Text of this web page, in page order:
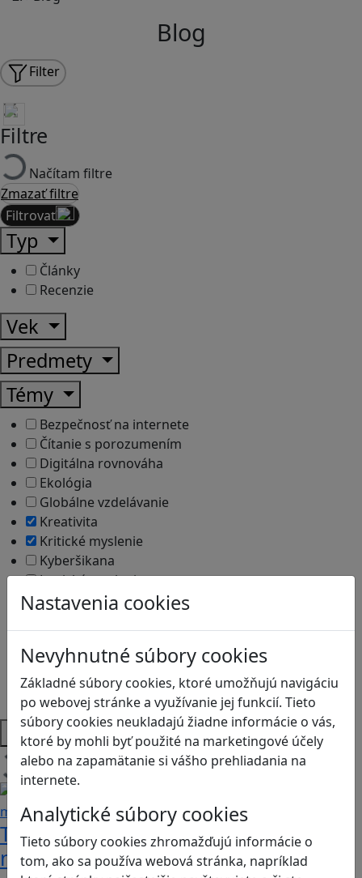
Nastavenia cookies
Nevyhnutné súbory cookies
Základné súbory cookies, ktoré umožňujú navigáciu
po webovej stránke a využívanie jej funkcií. Tieto
súbory cookies neukladajú žiadne informácie o vás,
ktoré by mohli byť použité na marketingové účely
alebo na zapamätanie si vášho prehliadania na
internete.
Analytické súbory cookies
Tieto súbory cookies zhromažďujú informácie o
tom, ako sa používa webová stránka, napríklad
Blog
Filter
Filtre
Načítam filtre
Zmazať filtre
Filtrovať
Typ
Články
Recenzie
Vek
Predmety
Témy
Bezpečnosť na internete
Čítanie s porozumením
Digitálna rovnováha
Ekológia
Globálne vzdelávanie
Kreativita
Kritické myslenie
Kyberšikana
Logické myslenie
Ľudské práva a tolerancia
Sociálne zručnosti a kooperácia
Strategické myslenie
Zdravie a pohyb
Platformy
Načítam blogy
Tick Tock: A Tale for Tw‪o je hra s
netradičnou mechanikou spolupráce